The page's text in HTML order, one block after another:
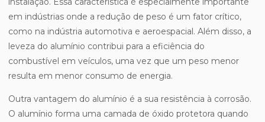
em indústrias onde a redução de peso é um fator crítico,
como na indústria automotiva e aeroespacial. Além disso, a
leveza do alumínio contribui para a eficiência do
combustível em veículos, uma vez que um peso menor
resulta em menor consumo de energia.
Outra vantagem do alumínio é a sua resistência à corrosão.
O alumínio forma uma camada de óxido protetora quando